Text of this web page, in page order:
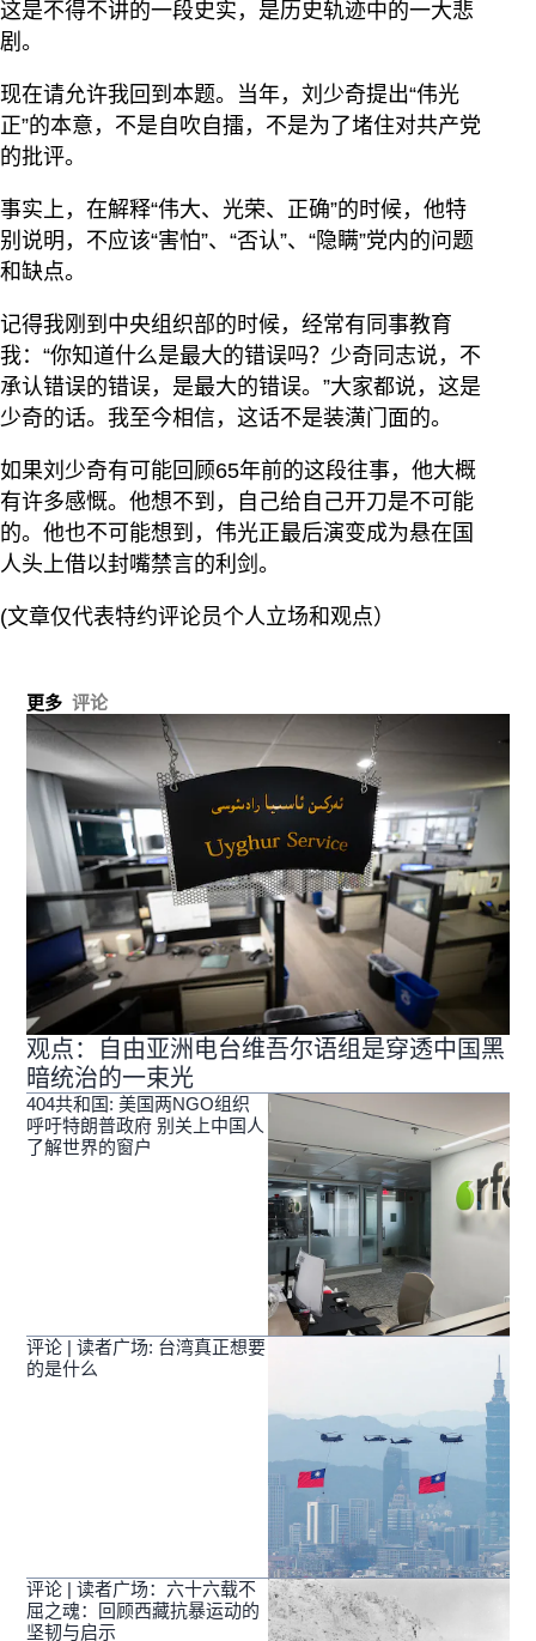
这是不得不讲的一段史实，是历史轨迹中的一大悲
剧。
现在请允许我回到本题。当年，刘少奇提出“伟光
正”的本意，不是自吹自擂，不是为了堵住对共产党
的批评。
事实上，在解释“伟大、光荣、正确”的时候，他特
别说明，不应该“害怕”、“否认”、“隐瞒”党内的问题
和缺点。
记得我刚到中央组织部的时候，经常有同事教育
我：“你知道什么是最大的错误吗？少奇同志说，不
承认错误的错误，是最大的错误。”大家都说，这是
少奇的话。我至今相信，这话不是装潢门面的。
如果刘少奇有可能回顾65年前的这段往事，他大概
有许多感慨。他想不到，自己给自己开刀是不可能
的。他也不可能想到，伟光正最后演变成为悬在国
人头上借以封嘴禁言的利剑。
(文章仅代表特约评论员个人立场和观点）
更多 评论
观点：自由亚洲电台维吾尔语组是穿透中国黑
暗统治的一束光
404共和国: 美国两NGO组织
呼吁特朗普政府 别关上中国人
了解世界的窗户
评论 | 读者广场: 台湾真正想要
的是什么
评论 | 读者广场：六十六载不
屈之魂：回顾西藏抗暴运动的
坚韧与启示